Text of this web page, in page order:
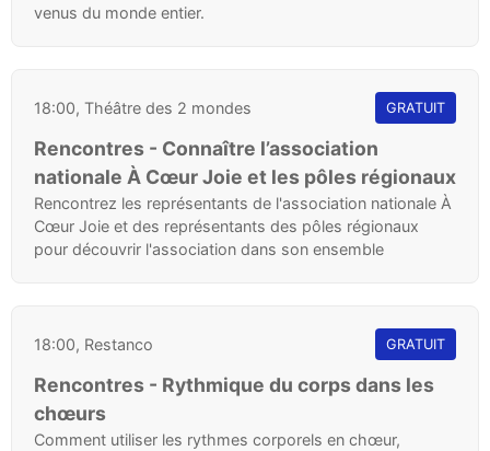
venus du monde entier.
18:00, Théâtre des 2 mondes GRATUIT
Rencontres - Connaître l’association
nationale À Cœur Joie et les pôles régionaux
Rencontrez les représentants de l'association nationale À
Cœur Joie et des représentants des pôles régionaux
pour découvrir l'association dans son ensemble
18:00, Restanco GRATUIT
Rencontres - Rythmique du corps dans les
chœurs
Comment utiliser les rythmes corporels en chœur,